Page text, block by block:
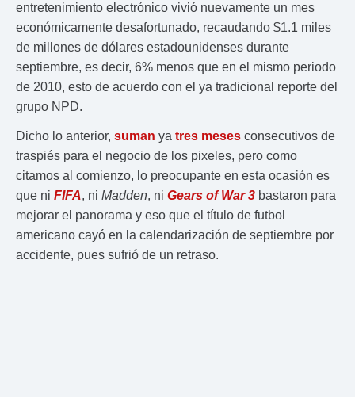
entretenimiento electrónico vivió nuevamente un mes
económicamente desafortunado, recaudando $1.1 miles
de millones de dólares estadounidenses durante
septiembre, es decir, 6% menos que en el mismo periodo
de 2010, esto de acuerdo con el ya tradicional reporte del
grupo NPD.
Dicho lo anterior, suman ya tres meses consecutivos de
traspiés para el negocio de los pixeles, pero como
citamos al comienzo, lo preocupante en esta ocasión es
que ni FIFA, ni Madden, ni Gears of War 3 bastaron para
mejorar el panorama y eso que el título de futbol
americano cayó en la calendarización de septiembre por
accidente, pues sufrió de un retraso.